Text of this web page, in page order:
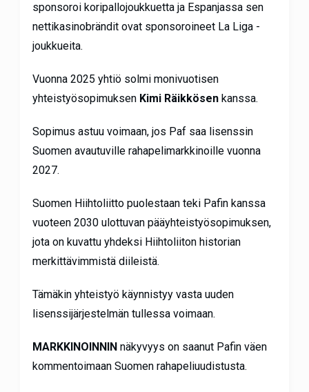
sponsoroi koripallojoukkuetta ja Espanjassa sen
nettikasinobrändit ovat sponsoroineet La Liga -
joukkueita.
Vuonna 2025 yhtiö solmi monivuotisen
yhteistyösopimuksen Kimi Räikkösenkanssa.
Sopimus astuu voimaan, jos Paf saa lisenssin
Suomen avautuville rahapelimarkkinoille vuonna
2027.
Suomen Hiihtoliitto puolestaan teki Pafin kanssa
vuoteen 2030 ulottuvan pääyhteistyösopimuksen,
jota on kuvattu yhdeksi Hiihtoliiton historian
merkittävimmistä diileistä.
Tämäkin yhteistyö käynnistyy vasta uuden
lisenssijärjestelmän tullessa voimaan.
MARKKINOINNIN näkyvyys on saanut Pafin väen
kommentoimaan Suomen rahapeliuudistusta.